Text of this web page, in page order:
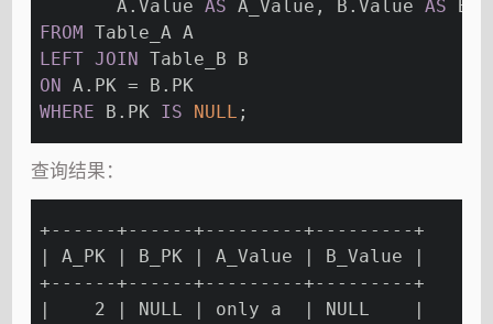
       A.Value
AS A_Value, B.Value AS
FROM Table_A A
LEFT JOIN Table_B B
ON A.PK = B.PK
WHERE B.PK IS NULL ;
查询结果：
+------+------+---------+---------+
| A_PK | B_PK | A_Value | B_Value |
+------+------+---------+---------+
|    2 | NULL | only a  | NULL    |